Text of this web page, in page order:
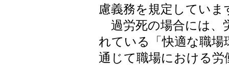
慮義務を規定していま
過労死の場合には、
れている「快適な職場
通じて職場における